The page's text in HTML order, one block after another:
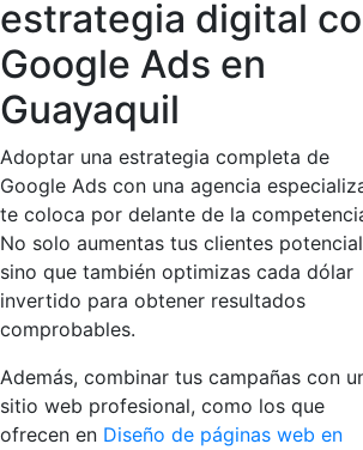
estrategia digital
Google Ads en
Guayaquil
Adoptar una estrategia completa de
Google Ads con una agencia
te coloca por delante de la
No solo aumentas tus clientes
sino que también optimizas cada dólar
invertido para obtener resultados
comprobables.
Además, combinar tus campañas con
sitio web profesional, como los que
ofrecen en Diseño de páginas web en